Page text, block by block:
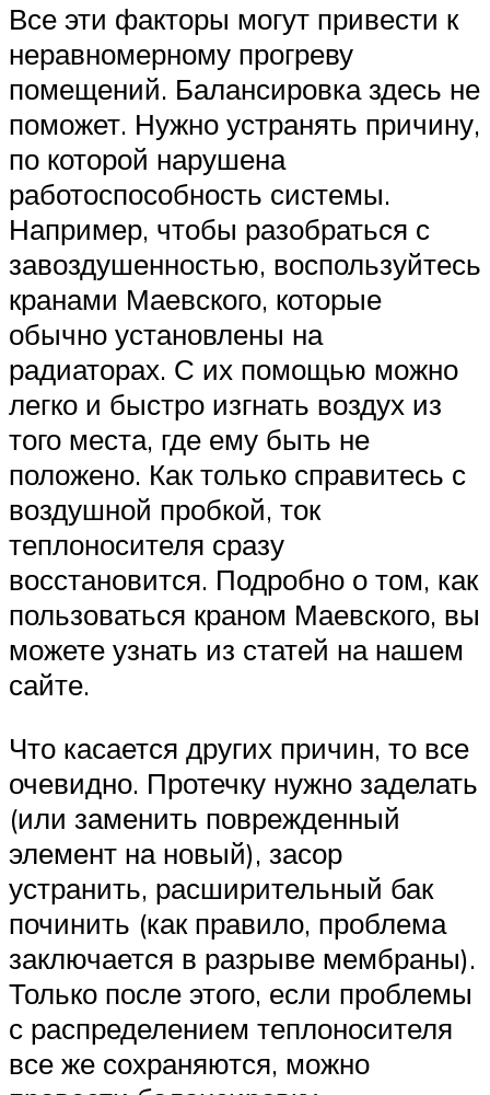
Все эти факторы могут привести к
неравномерному прогреву
помещений. Балансировка здесь не
поможет. Нужно устранять причину,
по которой нарушена
работоспособность системы.
Например, чтобы разобраться с
завоздушенностью, воспользуйтесь
кранами Маевского, которые
обычно установлены на
радиаторах. С их помощью можно
легко и быстро изгнать воздух из
того места, где ему быть не
положено. Как только справитесь с
воздушной пробкой, ток
теплоносителя сразу
восстановится. Подробно о том, как
пользоваться краном Маевского, вы
можете узнать из статей на нашем
сайте.
Что касается других причин, то все
очевидно. Протечку нужно заделать
(или заменить поврежденный
элемент на новый), засор
устранить, расширительный бак
починить (как правило, проблема
заключается в разрыве мембраны).
Только после этого, если проблемы
с распределением теплоносителя
все же сохраняются, можно